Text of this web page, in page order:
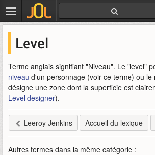
Level
Terme anglais signifiant "Niveau". Le "level"
niveau d'un personnage (voir ce terme) ou le
désigne une zone dont la superficie est
Level designer).
Leeroy Jenkins Accueil du lexique
Autres termes dans la même catégorie :